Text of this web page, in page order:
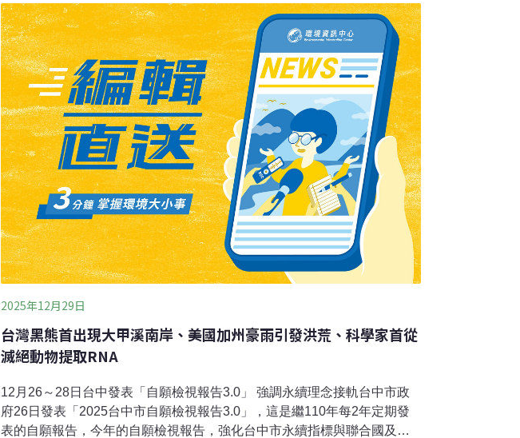
顯，決定由花蓮分署再次捕捉並長期安置，以避免進一步的人熊衝突。經
過十多天的努力，阿里曼於昨日上午順利被捕獲。捉捕過程中，花蓮分署
邀請山里部落族人共同參與任務。由野灣野生動物醫院人員麻醉檢視後，
確認其健康狀況穩定，重達112公斤。花蓮分署指出，因現有野生動物收容
機構的大型動物照養空間暫時飽和，決定將阿里曼送往台北市立動物園安
置，並於昨日傍晚抵
2025年12月29日
台灣黑熊首出現大甲溪南岸、美國加州豪雨引發洪荒、科學家首從
滅絕動物提取RNA
12月26～28日台中發表「自願檢視報告3.0」 強調永續理念接軌台中市政
府26日發表「2025台中市自願檢視報告3.0」，這是繼110年每2年定期發
表的自願報告，今年的自願檢視報告，強化台中市永續指標與聯合國及台